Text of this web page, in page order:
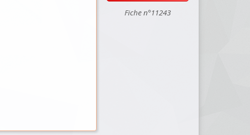
Fiche n°11243